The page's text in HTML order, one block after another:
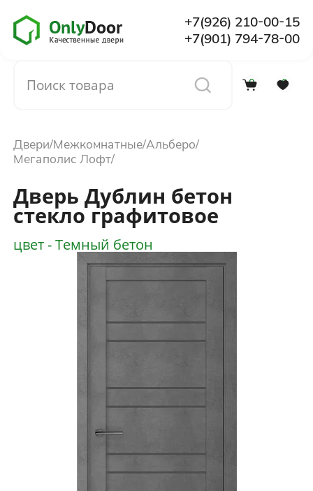
+7(926) 210-00-15
+7(901) 794-78-00
0 0
О компании
Установка
Доставка и оплата
Фото работ
Двери Межкомнатные Альберо
Мегаполис Лофт
Дверь Дублин бетон
стекло графитовое
цвет - Темный бетон